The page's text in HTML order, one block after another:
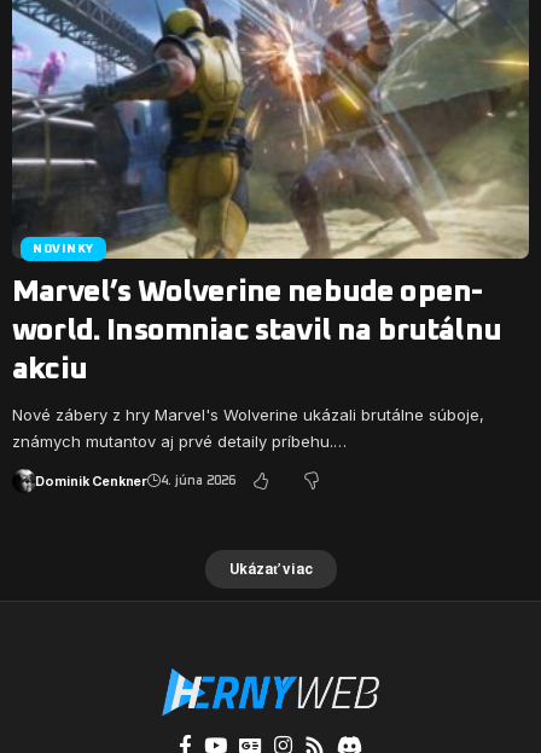
NOVINKY
Marvel’s Wolverine nebude open-
world. Insomniac stavil na brutálnu
akciu
Nové zábery z hry Marvel's Wolverine ukázali brutálne súboje,
známych mutantov aj prvé detaily príbehu.…
Dominik Cenkner 4. júna 2026
Ukázať viac